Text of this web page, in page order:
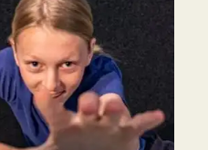
Jeugd